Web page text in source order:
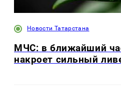
Новости Татарстана
МЧС: в ближайший
накроет сильный